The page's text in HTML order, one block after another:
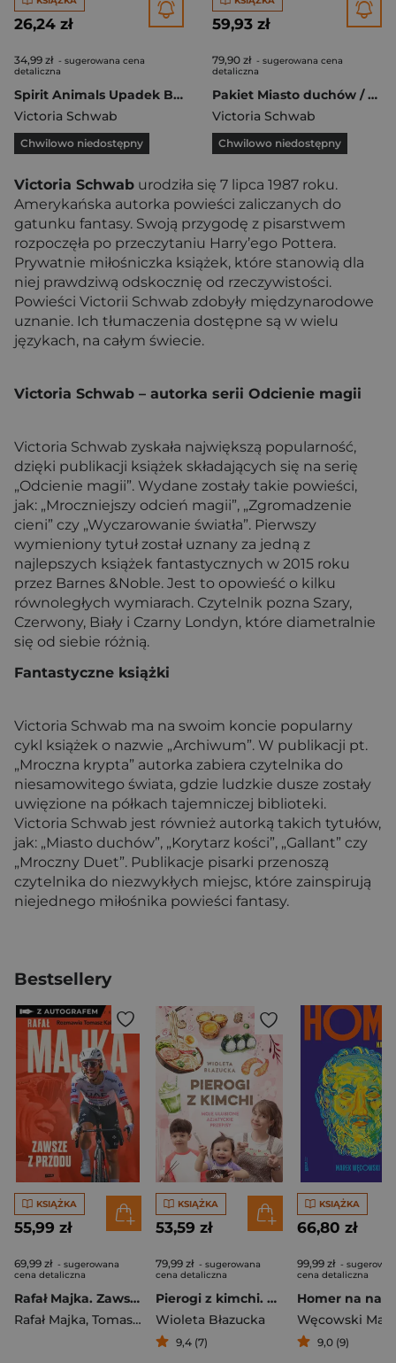
26,24 zł
34,99 zł - sugerowana cena
detaliczna
Spirit Animals Upadek Bestii Tom 2 Spalona ziemia
Victoria Schwab
Chwilowo niedostępny
59,93 zł
79,90 zł - sugerowana cena
detaliczna
Pakiet Miasto duchów / Korytarz kości / Most Dusz
Victoria Schwab
Chwilowo niedostępny
Victoria Schwab urodziła się 7 lipca 1987 roku.
Amerykańska autorka powieści zaliczanych do
gatunku fantasy. Swoją przygodę z pisarstwem
rozpoczęła po przeczytaniu Harry’ego Pottera.
Prywatnie miłośniczka książek, które stanowią dla
niej prawdziwą odskocznię od rzeczywistości.
Powieści Victorii Schwab zdobyły międzynarodowe
uznanie. Ich tłumaczenia dostępne są w wielu
językach, na całym świecie.
Victoria Schwab – autorka serii Odcienie magii
Victoria Schwab zyskała największą popularność,
dzięki publikacji książek składających się na serię
„Odcienie magii”. Wydane zostały takie powieści,
jak: „Mroczniejszy odcień magii”, „Zgromadzenie
cieni” czy „Wyczarowanie światła”. Pierwszy
wymieniony tytuł został uznany za jedną z
najlepszych książek fantastycznych w 2015 roku
przez Barnes &Noble. Jest to opowieść o kilku
równoległych wymiarach. Czytelnik pozna Szary,
Czerwony, Biały i Czarny Londyn, które diametralnie
się od siebie różnią.
Fantastyczne książki
Victoria Schwab ma na swoim koncie popularny
cykl książek o nazwie „Archiwum”. W publikacji pt.
„Mroczna krypta” autorka zabiera czytelnika do
niesamowitego świata, gdzie ludzkie dusze zostały
uwięzione na półkach tajemniczej biblioteki.
Victoria Schwab jest również autorką takich tytułów,
jak: „Miasto duchów”, „Korytarz kości”, „Gallant” czy
„Mroczny Duet”. Publikacje pisarki przenoszą
czytelnika do niezwykłych miejsc, które zainspirują
niejednego miłośnika powieści fantasy.
Bestsellery
KSIĄŻKA
55,99 zł
69,99 zł - sugerowana
cena detaliczna
Rafał Majka. Zawsze z przodu. Rozmawia Tomasz Kalemba - książka z autografem
Rafał Majka, Tomasz Kalemba
KSIĄŻKA
53,59 zł
79,99 zł - sugerowana
cena detaliczna
Pierogi z kimchi. Moje ulubione azjatyckie przepisy
Wioleta Błazucka
9,4 (7)
KSIĄŻKA
66,80 zł
99,99 zł -
cena detaliczna
Węcowski
9,0 (9)